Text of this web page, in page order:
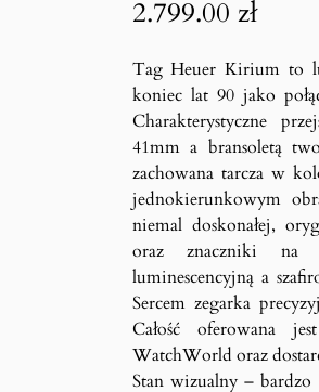
2.799.00 zł
Tag Heuer Kirium to
koniec lat 90 jako
Charakterystyczne
41mm a bransoletą
zachowana tarcza w
jednokierunkowym
niemal doskonałej,
oraz znaczniki na
luminescencyjną a
Sercem zegarka
Całość oferowana
WatchWorld oraz
Stan wizualny – bardzo